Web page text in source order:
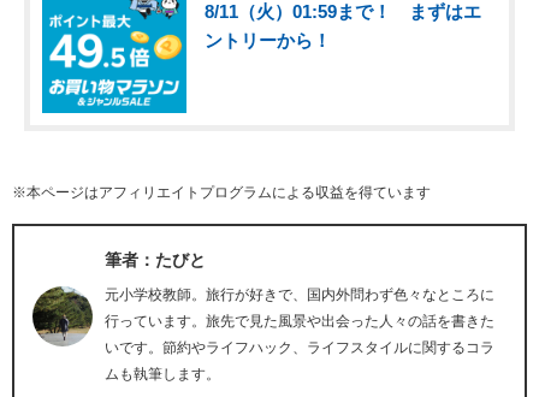
8/11（火）01:59まで！ まずはエ
ントリーから！
※本ページはアフィリエイトプログラムによる収益を得ています
筆者：たびと
元小学校教師。旅行が好きで、国内外問わず色々なところに
行っています。旅先で見た風景や出会った人々の話を書きた
いです。節約やライフハック、ライフスタイルに関するコラ
ムも執筆します。